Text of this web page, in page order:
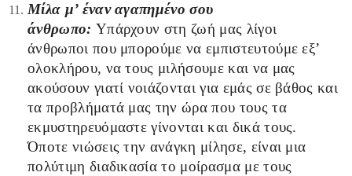
Μίλα μ’ έναν αγαπημένο σου
άνθρωπο: Υπάρχουν στη ζωή μας λίγοι
άνθρωποι που μπορούμε να εμπιστευτούμε εξ’
ολοκλήρου, να τους μιλήσουμε και να μας
ακούσουν γιατί νοιάζονται για εμάς σε βάθος και
τα προβλήματά μας την ώρα που τους τα
εκμυστηρευόμαστε γίνονται και δικά τους.
Όποτε νιώσεις την ανάγκη μίλησε, είναι μια
πολύτιμη διαδικασία το μοίρασμα με τους